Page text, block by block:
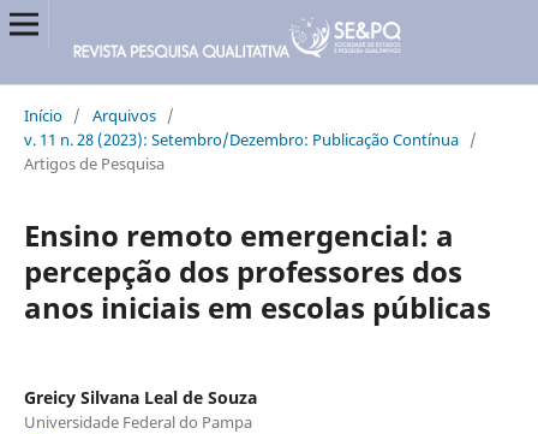
Início / Arquivos /
v. 11 n. 28 (2023): Setembro/Dezembro: Publicação Contínua /
Artigos de Pesquisa
Ensino remoto emergencial: a
percepção dos professores dos
anos iniciais em escolas públicas
Greicy Silvana Leal de Souza
Universidade Federal do Pampa